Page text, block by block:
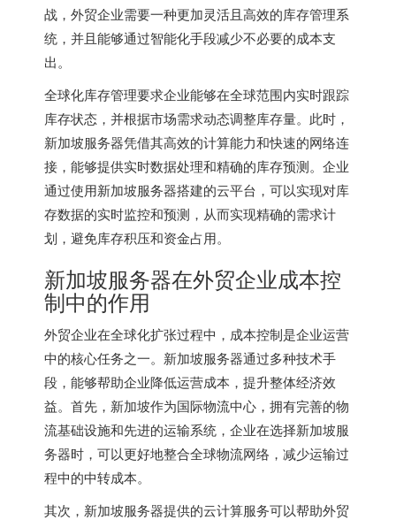
战，外贸企业需要一种更加灵活且高效的库存管理系
统，并且能够通过智能化手段减少不必要的成本支
出。
全球化库存管理要求企业能够在全球范围内实时跟踪
库存状态，并根据市场需求动态调整库存量。此时，
新加坡服务器凭借其高效的计算能力和快速的网络连
接，能够提供实时数据处理和精确的库存预测。企业
通过使用新加坡服务器搭建的云平台，可以实现对库
存数据的实时监控和预测，从而实现精确的需求计
划，避免库存积压和资金占用。
新加坡服务器在外贸企业成本控
制中的作用
外贸企业在全球化扩张过程中，成本控制是企业运营
中的核心任务之一。新加坡服务器通过多种技术手
段，能够帮助企业降低运营成本，提升整体经济效
益。首先，新加坡作为国际物流中心，拥有完善的物
流基础设施和先进的运输系统，企业在选择新加坡服
务器时，可以更好地整合全球物流网络，减少运输过
程中的中转成本。
其次， 新加坡服务器提供的云计算服务可以帮助外贸